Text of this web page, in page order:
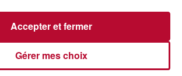
Gérer mes choix
Accepter et fermer